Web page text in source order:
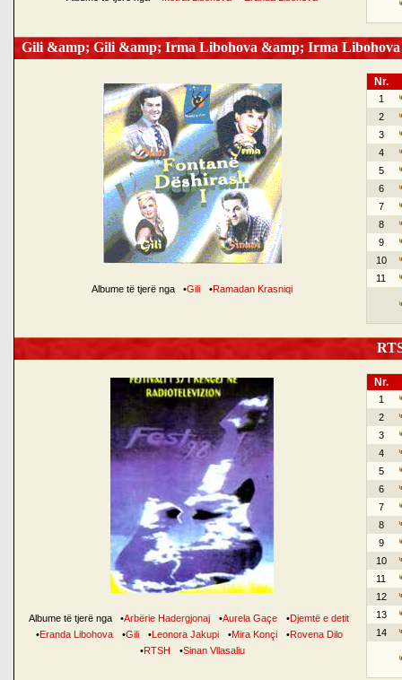
Gili &amp; Gili &amp; Irma Libohova &amp; Irma
Albume të tjerë nga •Gili •Ramadan Krasniqi
Nr.
1
2
3
4
5
6
7
8
9
10
11
Albume të tjerë nga •Arbërie Hadergjonaj •Aurela Gaçe •Djemtë e detit
•Eranda Libohova •Gili •Leonora Jakupi •Mira Konçi •Rovena Dilo
•RTSH •Sinan Vllasaliu
Nr.
1
2
3
4
5
6
7
8
9
10
11
12
13
14